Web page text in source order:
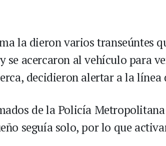
la dieron varios transeúntes
se acercaron al vehículo para
decidieron alertar a la línea
de la Policía
seguía solo, por lo que